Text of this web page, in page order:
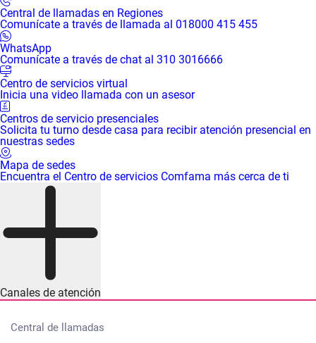
Central de llamadas en Regiones
Comunícate a través de llamada al 018000 415 455
WhatsApp
Comunícate a través de chat al 310 3016666
Centro de servicios virtual
Inicia una video llamada con un asesor
Centros de servicio presenciales
Solicita tu turno desde casa para recibir atención presencial en
nuestras sedes
Mapa de sedes
Encuentra el Centro de servicios Comfama más cerca de ti
Canales de atención
Central de llamadas